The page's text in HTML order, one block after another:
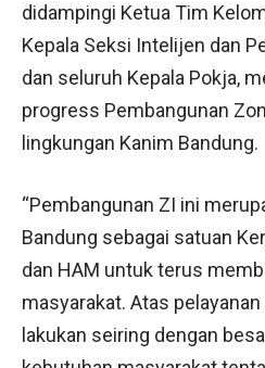
didampingi Ketua Tim
Kepala Seksi Intelijen dan
dan seluruh Kepala Pokja,
progress Pembangunan
lingkungan Kanim Bandung.
“Pembangunan ZI ini
Bandung sebagai satuan
dan HAM untuk terus
masyarakat. Atas
lakukan seiring dengan